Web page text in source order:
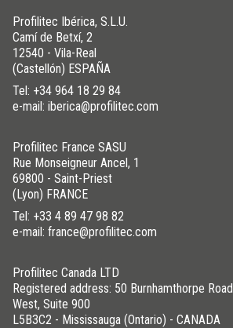
Profilitec Ibérica, S.L.U.
Camí de Betxí, 2
12540 - Vila-Real
(Castellón) ESPAÑA
Tel: +34 964 18 29 84
e-mail: iberica@profilitec.com
Profilitec France SASU
Rue Monseigneur Ancel, 1
69800 - Saint-Priest
(Lyon) FRANCE
Tel: +33 4 89 47 98 82
e-mail: france@profilitec.com
Profilitec Canada LTD
Registered address: 50 Burnhamthorpe Road
West, Suite 900
L5B3C2 - Mississauga (Ontario) - CANADA